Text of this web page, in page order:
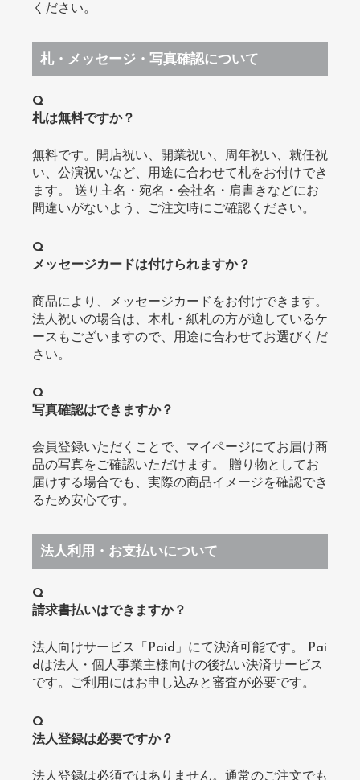
ください。
札・メッセージ・写真確認について
Q
札は無料ですか？
無料です。開店祝い、開業祝い、周年祝い、就任祝
い、公演祝いなど、用途に合わせて札をお付けでき
ます。 送り主名・宛名・会社名・肩書きなどにお
間違いがないよう、ご注文時にご確認ください。
Q
メッセージカードは付けられますか？
商品により、メッセージカードをお付けできます。
法人祝いの場合は、木札・紙札の方が適しているケ
ースもございますので、用途に合わせてお選びくだ
さい。
Q
写真確認はできますか？
会員登録いただくことで、マイページにてお届け商
品の写真をご確認いただけます。 贈り物としてお
届けする場合でも、実際の商品イメージを確認でき
るため安心です。
法人利用・お支払いについて
Q
請求書払いはできますか？
法人向けサービス「Paid」にて決済可能です。 Pai
dは法人・個人事業主様向けの後払い決済サービス
です。ご利用にはお申し込みと審査が必要です。
Q
法人登録は必要ですか？
法人登録は必須ではありません。通常のご注文でも